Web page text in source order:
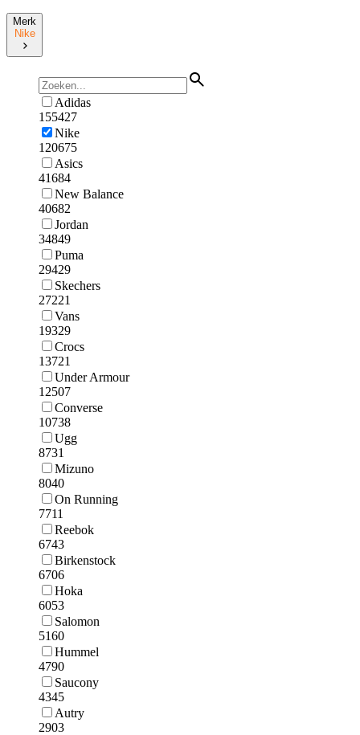
Merk
Nike
Adidas
155427
Nike
120675
Asics
41684
New Balance
40682
Jordan
34849
Puma
29429
Skechers
27221
Vans
19329
Crocs
13721
Under Armour
12507
Converse
10738
Ugg
8731
Mizuno
8040
On Running
7711
Reebok
6743
Birkenstock
6706
Hoka
6053
Salomon
5160
Hummel
4790
Saucony
4345
Autry
2903